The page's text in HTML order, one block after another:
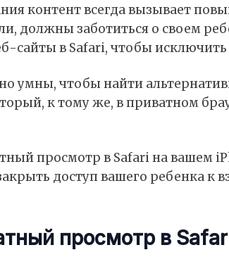
контент всегда вызывает
должны заботиться о своем
сайты в Safari, чтобы
умны, чтобы найти
к тому же, в приватном
просмотр в Safari на вашем
доступ вашего ребенка к
просмотр в